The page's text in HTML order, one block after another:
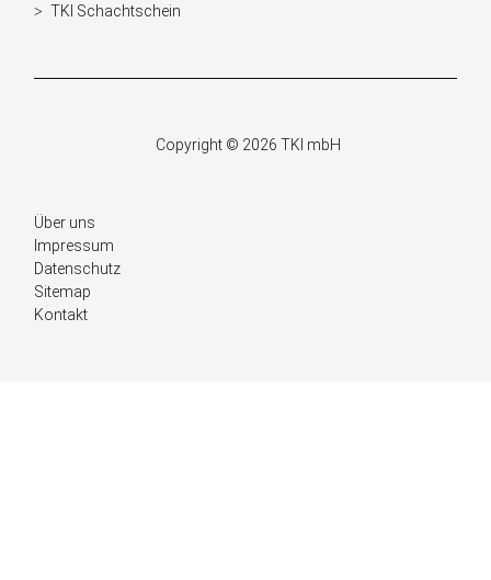
Navigation
TKI Schachtschein
Copyright © 2026 TKI mbH
Navigation
überspringen
Über uns
Impressum
Datenschutz
Sitemap
Kontakt